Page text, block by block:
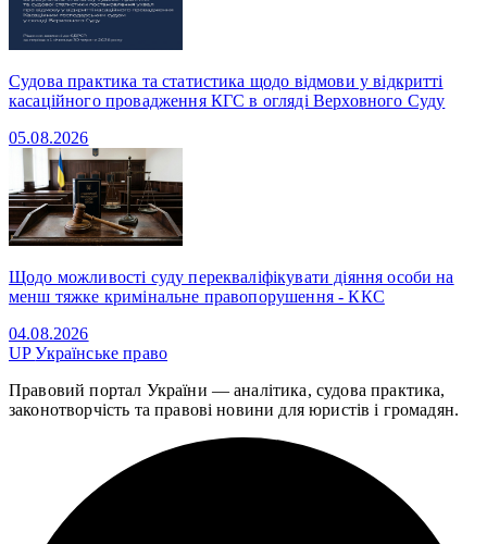
Судова практика та статистика щодо відмови у відкритті
касаційного провадження КГС в огляді Верховного Суду
05.08.2026
Щодо можливості суду перекваліфікувати діяння особи на
менш тяжке кримінальне правопорушення - ККС
04.08.2026
UPУкраїнське право
Правовий портал України — аналітика, судова практика,
законотворчість та правові новини для юристів і громадян.